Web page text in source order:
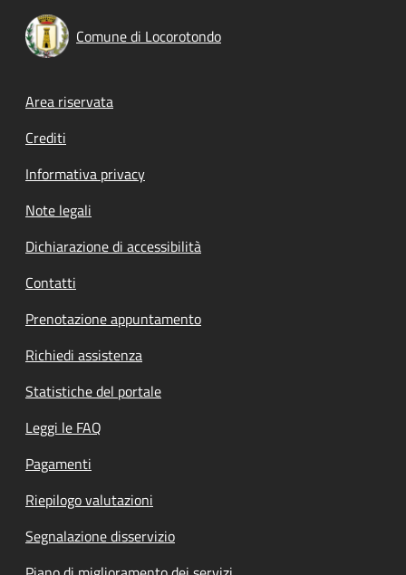
Comune di Locorotondo
Footer menu
Area riservata
Crediti
Informativa privacy
Note legali
Dichiarazione di accessibilità
Contatti
Prenotazione appuntamento
Richiedi assistenza
Statistiche del portale
Leggi le FAQ
Pagamenti
Riepilogo valutazioni
Segnalazione disservizio